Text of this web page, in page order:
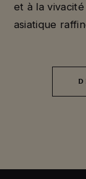
et à la
asiatique